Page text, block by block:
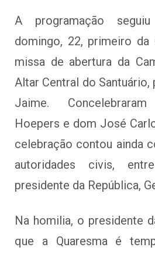
A programação
domingo, 22, primeiro da
missa de abertura da
Altar Central do
Jaime.
Hoepers e dom José
celebração contou ainda
autoridades civis,
presidente da República,
Na homilia, o presidente
que a Quaresma é